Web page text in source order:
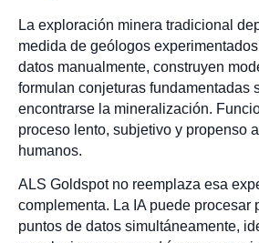
La exploración minera tradicional
medida de geólogos
datos manualmente, construyen
formulan conjeturas fundamentadas
encontrarse la mineralización.
proceso lento, subjetivo y propenso
humanos.
ALS Goldspot no reemplaza esa
complementa. La IA puede procesar
puntos de datos simultáneamente,